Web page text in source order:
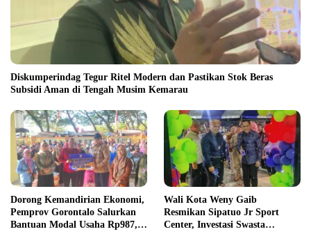
Diskumperindag Tegur Ritel Modern dan Pastikan Stok Beras
Subsidi Aman di Tengah Musim Kemarau
Dorong Kemandirian Ekonomi,
Pemprov Gorontalo Salurkan
Bantuan Modal Usaha Rp987,5
Wali Kota Weny Gaib
Resmikan Sipatuo Jr Sport
Center, Investasi Swasta